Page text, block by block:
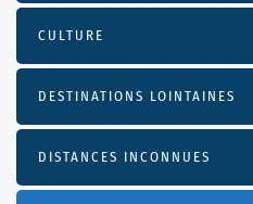
CULTURE
DESTINATIONS LOINTAINES
DISTANCES INCONNUES